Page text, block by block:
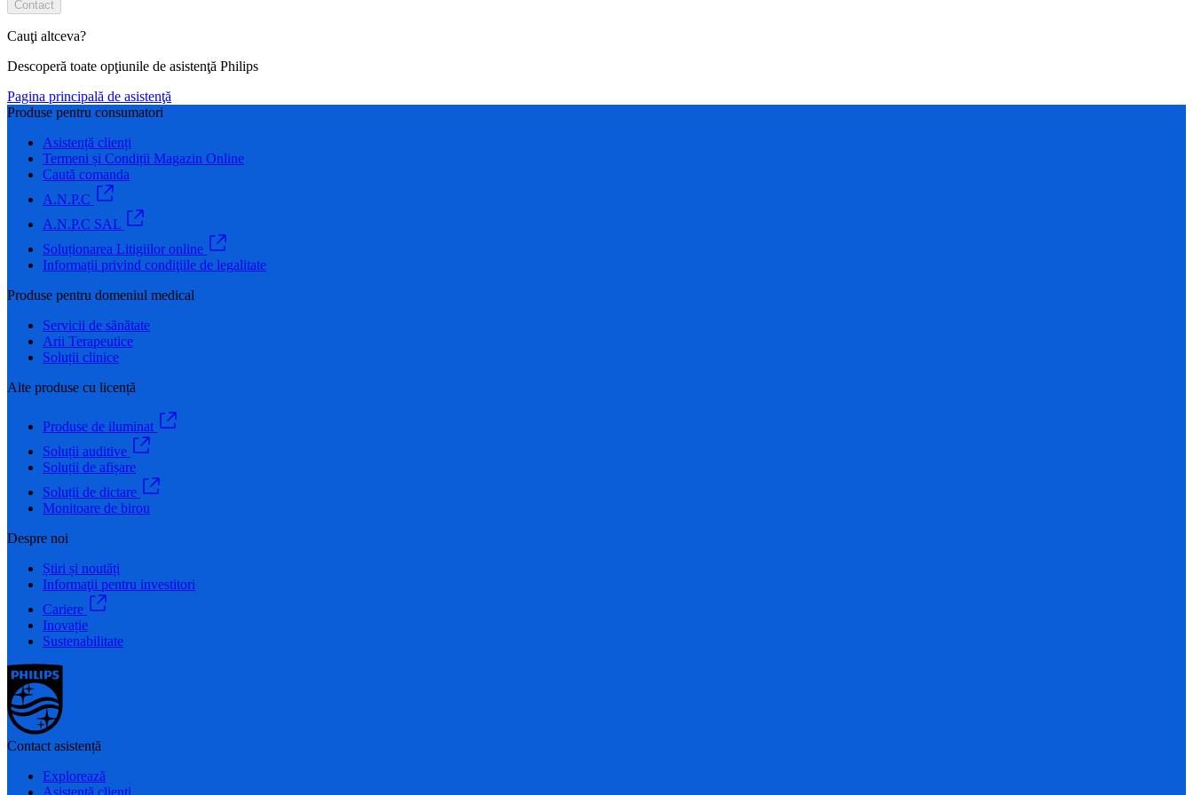
Contact
Cauţi altceva?
Descoperă toate opţiunile de asistenţă Philips
Pagina principală de asistenţă
Produse pentru consumatori
Asistență clienți
Termeni și Condiții Magazin Online
Caută comanda
A.N.P.C
A.N.P.C SAL
Soluționarea Litigiilor online
Informații privind condiţiile de legalitate
Produse pentru domeniul medical
Servicii de sănătate
Arii Terapeutice
Soluții clinice
Alte produse cu licență
Produse de iluminat
Soluții auditive
Soluții de afișare
Soluții de dictare
Monitoare de birou
Despre noi
Știri și noutăți
Informaţii pentru investitori
Cariere
Inovație
Sustenabilitate
Contact asistență
Explorează
Asistență clienți